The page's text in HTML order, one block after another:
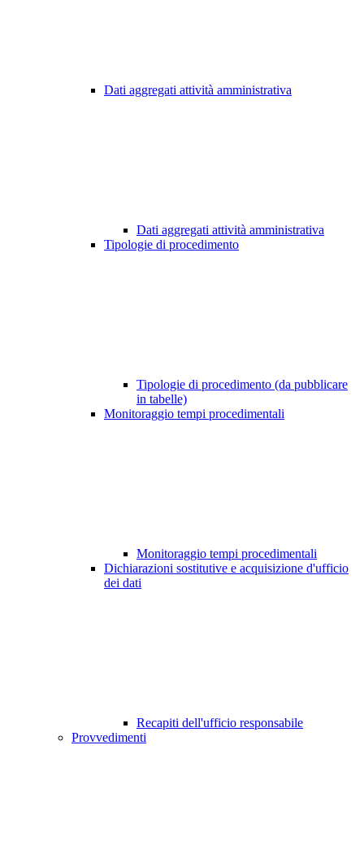
Dati aggregati attività amministrativa
Dati aggregati attività amministrativa
Tipologie di procedimento
Tipologie di procedimento (da pubblicare
in tabelle)
Monitoraggio tempi procedimentali
Monitoraggio tempi procedimentali
Dichiarazioni sostitutive e acquisizione d'ufficio
dei dati
Recapiti dell'ufficio responsabile
Provvedimenti